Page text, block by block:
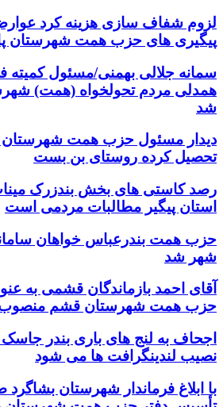
لزوم شفاف سازی هزینه کرد عوارض
پیگیری های حزب همت شهرستان
سمانه جلالی بهمنی/مسئول کمیته
همدلی مردم تحولخواه (همت)
شد
دیدار مسئول حزب همت شهرستان
تحصیل کرده روستای بن بست
رصد کاستی های بخش بندزرک
استان پیگیر مطالبات مردمی است
حزب همت بندرعباس خواهان
شهر شد
آقای احمد بازماندگان قشمی به
حزب همت شهرستان قشم
اجحاف به لنج های باری بندر
نصیب لندینگرافت ها می شود
با ابلاغ فرماندار شهرستان